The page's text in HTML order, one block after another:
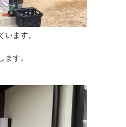
ます。
す。